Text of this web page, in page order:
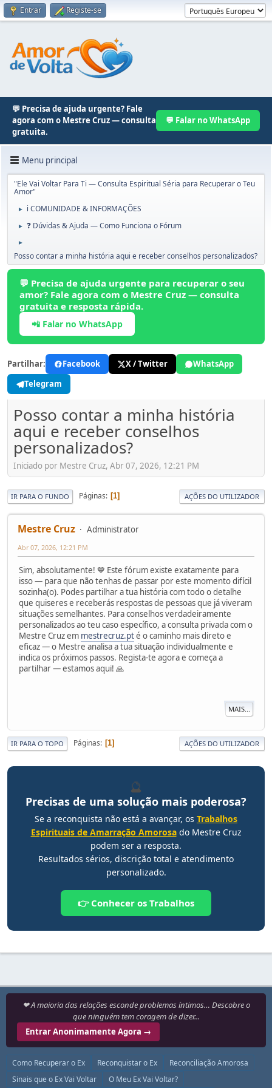
Entrar Registe-se
💬 Precisa de ajuda urgente? Fale
agora com o Mestre Cruz — consulta
gratuita.
💬 Falar no WhatsApp
Menu principal
"Ele Vai Voltar Para Ti — Consulta Espiritual Séria para Recuperar o Teu
Amor"
► ℹ️ COMUNIDADE & INFORMAÇÕES
► ❓ Dúvidas & Ajuda — Como Funciona o Fórum
►
Posso contar a minha história aqui e receber conselhos personalizados?
💬 Precisa de ajuda urgente para recuperar o seu
amor? Fale agora com o Mestre Cruz — consulta
gratuita e resposta rápida.
📲 Falar no WhatsApp
Partilhar: Facebook X / Twitter
WhatsApp
Telegram
Posso contar a minha história
aqui e receber conselhos
personalizados?
Iniciado por Mestre Cruz, Abr 07, 2026, 12:21 PM
IR PARA O FUNDO Páginas 1 AÇÕES DO UTILIZADOR
Mestre Cruz Administrator
Abr 07, 2026, 12:21 PM
Sim, absolutamente! 💙 Este fórum existe exatamente para
isso — para que não tenhas de passar por este momento difícil
sozinha(o). Podes partilhar a tua história com todo o detalhe
que quiseres e receberás respostas de pessoas que já viveram
situações semelhantes. Para conselhos verdadeiramente
personalizados ao teu caso específico, a consulta privada com o
Mestre Cruz em mestrecruz.pté o caminho mais direto e
eficaz — o Mestre analisa a tua situação individualmente e
indica os próximos passos. Regista-te agora e começa a
partilhar — estamos aqui! 🙏
MAIS...
IR PARA O TOPO Páginas 1 AÇÕES DO UTILIZADOR
🔮
Precisas de uma solução mais poderosa?
Se a reconquista não está a avançar, os Trabalhos
Espirituais de Amarração Amorosado Mestre Cruz
podem ser a resposta.
Resultados sérios, discrição total e atendimento
personalizado.
👉 Conhecer os Trabalhos
❤ A maioria das relações esconde problemas íntimos… Descobre o
que ninguém tem coragem de dizer...
Entrar Anonimamente Agora →
Como Recuperar o Ex Reconquistar o Ex
Reconciliação Amorosa
Sinais que o Ex Vai Voltar
O Meu Ex Vai Voltar?